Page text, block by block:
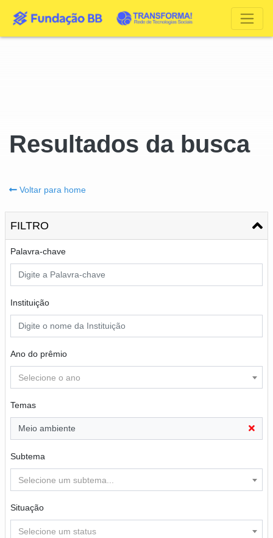
Resultados da busca
Voltar para home
FILTRO
Palavra-chave
Instituição
Ano do prêmio
Selecione o ano
Temas
Meio ambiente
Subtema
Selecione um subtema...
Situação
Selecione um status